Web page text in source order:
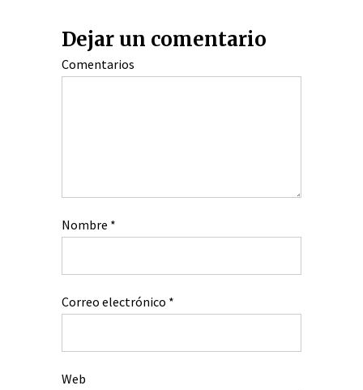
Dejar un comentario
Comentarios
Nombre *
Correo electrónico *
Web